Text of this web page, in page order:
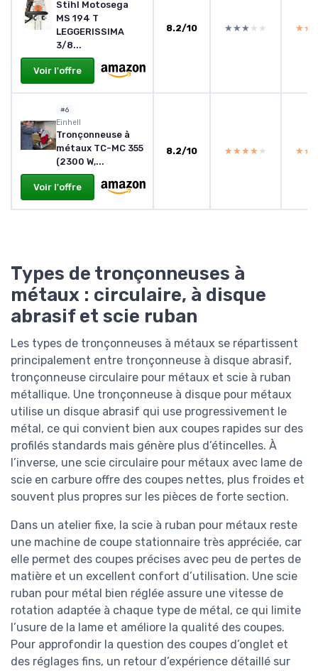
Stihl Motosega
MS 194 T
LEGGERISSIMA
3/8...
Voir l'offre
8.2/10 ★★★★★
★★★★★
#6
Einhell
Tronçonneuse à
métaux TC-MC 355
(2300 W,...
Voir l'offre
8.2/10 ★★★★★
★★★★★
Types de tronçonneuses à
métaux : circulaire, à disque
abrasif et scie ruban
Les types de tronçonneuses à métaux se répartissent
principalement entre tronçonneuse à disque abrasif,
tronçonneuse circulaire pour métaux et scie à ruban
métallique. Une tronçonneuse à disque pour métaux
utilise un disque abrasif qui use progressivement le
métal, ce qui convient bien aux coupes rapides sur des
profilés standards mais génère plus d’étincelles. À
l’inverse, une scie circulaire pour métaux avec lame de
scie en carbure offre des coupes nettes, plus froides et
souvent plus propres sur les pièces de forte section.
Dans un atelier fixe, la scie à ruban pour métaux reste
une machine de coupe stationnaire très appréciée, car
elle permet des coupes précises avec peu de pertes de
matière et un excellent confort d’utilisation. Une scie
ruban pour métal bien réglée assure une vitesse de
rotation adaptée à chaque type de métal, ce qui limite
l’usure de la lame et améliore la qualité des coupes.
Pour approfondir la question des coupes d’onglet et
des réglages fins, un retour d’expérience détaillé sur